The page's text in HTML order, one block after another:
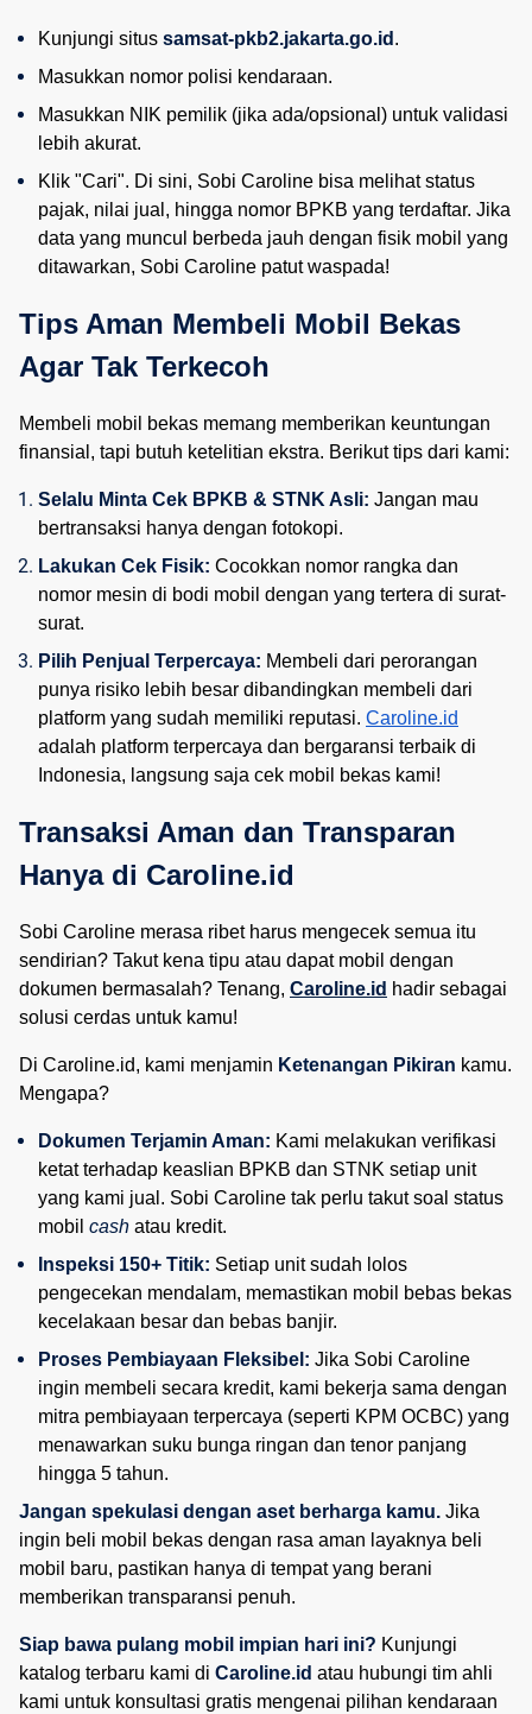
Kunjungi situs samsat-pkb2.jakarta.go.id .
Masukkan nomor polisi kendaraan.
Masukkan NIK pemilik (jika ada/opsional) untuk validasi
lebih akurat.
Klik "Cari". Di sini, Sobi Caroline bisa melihat status
pajak, nilai jual, hingga nomor BPKB yang terdaftar. Jika
data yang muncul berbeda jauh dengan fisik mobil yang
ditawarkan, Sobi Caroline patut waspada!
Tips Aman Membeli Mobil Bekas
Agar Tak Terkecoh
Membeli mobil bekas memang memberikan keuntungan
finansial, tapi butuh ketelitian ekstra. Berikut tips dari kami:
Selalu Minta Cek BPKB & STNK Asli: Jangan mau
bertransaksi hanya dengan fotokopi.
Lakukan Cek Fisik: Cocokkan nomor rangka dan
nomor mesin di bodi mobil dengan yang tertera di surat-
surat.
Pilih Penjual Terpercaya: Membeli dari perorangan
punya risiko lebih besar dibandingkan membeli dari
platform yang sudah memiliki reputasi. Caroline.id
adalah platform terpercaya dan bergaransi terbaik di
Indonesia, langsung saja cek mobil bekas kami!
Transaksi Aman dan Transparan
Hanya di Caroline.id
Sobi Caroline merasa ribet harus mengecek semua itu
sendirian? Takut kena tipu atau dapat mobil dengan
dokumen bermasalah? Tenang, Caroline.id hadir sebagai
solusi cerdas untuk kamu!
Di Caroline.id, kami menjamin Ketenangan Pikiran kamu.
Mengapa?
Dokumen Terjamin Aman: Kami melakukan verifikasi
ketat terhadap keaslian BPKB dan STNK setiap unit
yang kami jual. Sobi Caroline tak perlu takut soal status
mobil cash atau kredit.
Inspeksi 150+ Titik: Setiap unit sudah lolos
pengecekan mendalam, memastikan mobil bebas bekas
kecelakaan besar dan bebas banjir.
Proses Pembiayaan Fleksibel: Jika Sobi Caroline
ingin membeli secara kredit, kami bekerja sama dengan
mitra pembiayaan terpercaya (seperti KPM OCBC) yang
menawarkan suku bunga ringan dan tenor panjang
hingga 5 tahun.
Jangan spekulasi dengan aset berharga kamu. Jika
ingin beli mobil bekas dengan rasa aman layaknya beli
mobil baru, pastikan hanya di tempat yang berani
memberikan transparansi penuh.
Siap bawa pulang mobil impian hari ini? Kunjungi
katalog terbaru kami di Caroline.id atau hubungi tim ahli
kami untuk konsultasi gratis mengenai pilihan kendaraan